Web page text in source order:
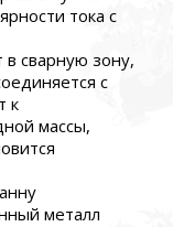
тока с
сварную зону,
с
к
массы,
металл